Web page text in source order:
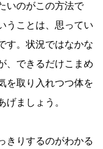
いのがこの方法で
うことは、思ってい
す。状況ではなかな
、できるだけこまめ
を取り入れつつ体を
ましょう。
きりするのがわかる